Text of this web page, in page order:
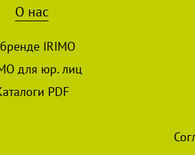
О нас
IRIMO
для юр. лиц
PDF